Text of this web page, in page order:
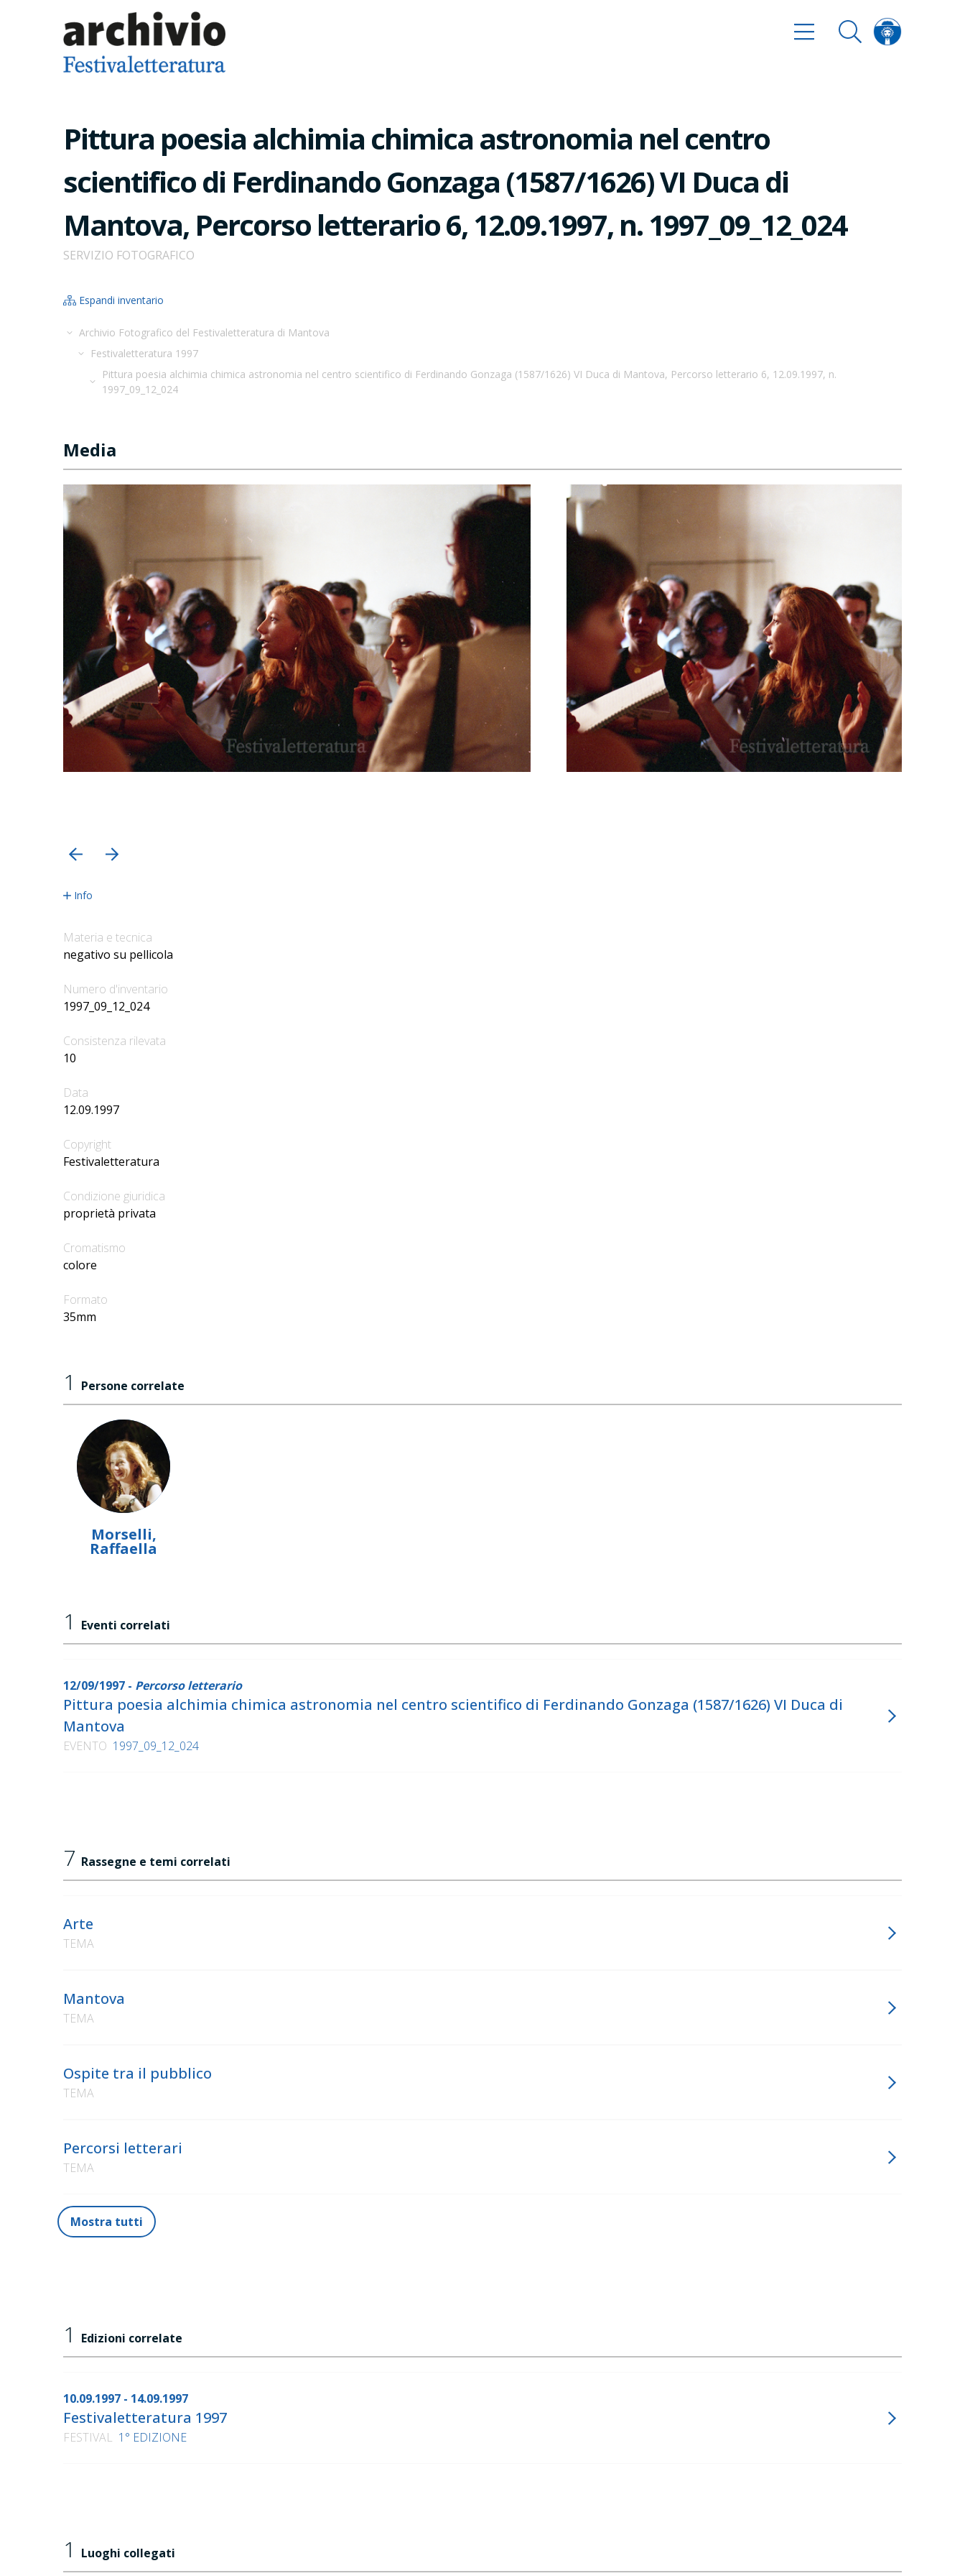
Pittura poesia alchimia chimica astronomia nel centro
scientifico di Ferdinando Gonzaga (1587/1626) VI Duca di
Mantova, Percorso letterario 6, 12.09.1997, n. 1997_09_12_024
SERVIZIO FOTOGRAFICO
Espandi inventario
Archivio Fotografico del Festivaletteratura di Mantova
Festivaletteratura 1997
Pittura poesia alchimia chimica astronomia nel centro scientifico di Ferdinando Gonzaga (1587/1626) VI Duca di Mantova, Percorso letterario 6, 12.09.1997, n.
1997_09_12_024
Media
Info
Materia e tecnica
negativo su pellicola
Numero d'inventario
1997_09_12_024
Consistenza rilevata
10
Data
12.09.1997
Copyright
Festivaletteratura
Condizione giuridica
proprietà privata
Cromatismo
colore
Formato
35mm
1 Persone correlate
Morselli,
Raffaella
1 Eventi correlati
12/09/1997 - Percorso letterario
Pittura poesia alchimia chimica astronomia nel centro scientifico di Ferdinando Gonzaga (1587/1626) VI Duca di
Mantova
EVENTO 1997_09_12_024
7 Rassegne e temi correlati
Arte
TEMA
Mantova
TEMA
Ospite tra il pubblico
TEMA
Percorsi letterari
TEMA
Mostra tutti
1 Edizioni correlate
10.09.1997 - 14.09.1997
Festivaletteratura 1997
FESTIVAL 1° EDIZIONE
1 Luoghi collegati